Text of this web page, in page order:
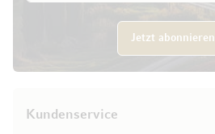
Jetzt abonnieren
Kundenservice